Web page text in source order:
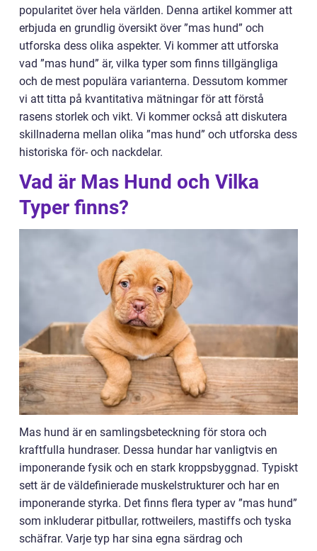
popularitet över hela världen. Denna artikel kommer att
erbjuda en grundlig översikt över ”mas hund” och
utforska dess olika aspekter. Vi kommer att utforska
vad ”mas hund” är, vilka typer som finns tillgängliga
och de mest populära varianterna. Dessutom kommer
vi att titta på kvantitativa mätningar för att förstå
rasens storlek och vikt. Vi kommer också att diskutera
skillnaderna mellan olika ”mas hund” och utforska dess
historiska för- och nackdelar.
Vad är Mas Hund och Vilka
Typer finns?
Mas hund är en samlingsbeteckning för stora och
kraftfulla hundraser. Dessa hundar har vanligtvis en
imponerande fysik och en stark kroppsbyggnad. Typiskt
sett är de väldefinierade muskelstrukturer och har en
imponerande styrka. Det finns flera typer av ”mas hund”
som inkluderar pitbullar, rottweilers, mastiffs och tyska
schäfrar. Varje typ har sina egna särdrag och